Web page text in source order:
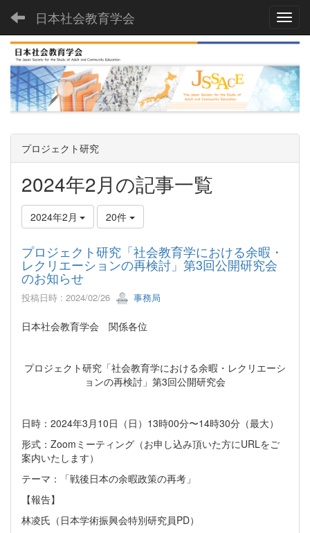
日本社会教育学会
プロジェクト研究
2024年2月の記事一覧
2024年2月 20件
プロジェクト研究「社会教育学における余暇・
レクリエーションの再検討」第3回公開研究会
のお知らせ
投稿日時 : 2024/02/26 事務局
日本社会教育学会 関係各位
プロジェクト研究「社会教育学における余暇・レクリエーシ
ョンの再検討」第3回公開研究会
日時：2024年3月10日（日）13時00分〜14時30分（最大）
形式：Zoomミーティング（お申し込み頂いた方にURLをご
案内いたします）
テーマ：「戦後日本の余暇政策の再考」
【報告】
林凌氏（日本学術振興会特別研究員PD）